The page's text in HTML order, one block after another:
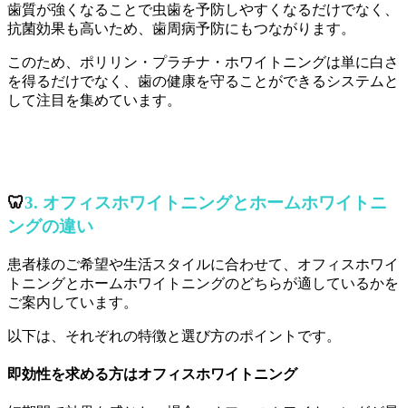
歯質が強くなることで虫歯を予防しやすくなるだけでなく、
抗菌効果も高いため、歯周病予防にもつながります。
このため、ポリリン・プラチナ・ホワイトニングは単に白さ
を得るだけでなく、歯の健康を守ることができるシステムと
して注目を集めています。
🦷3. オフィスホワイトニングとホームホワイトニ
ングの違い
患者様のご希望や生活スタイルに合わせて、オフィスホワイ
トニングとホームホワイトニングのどちらが適しているかを
ご案内しています。
以下は、それぞれの特徴と選び方のポイントです。
即効性を求める方はオフィスホワイトニング